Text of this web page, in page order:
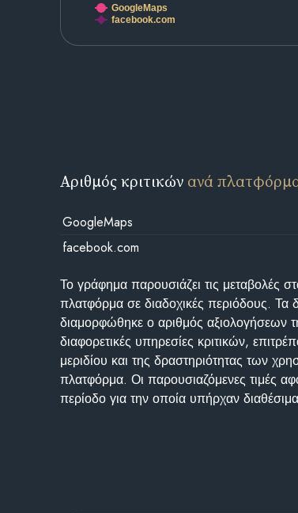
GoogleMaps
facebook.com
Αριθμός κριτικών ανά
GoogleMaps
facebook.com
Το γράφημα παρουσιάζει τις μεταβολές
πλατφόρμα σε διαδοχικές περιόδους. Τα
διαμορφώθηκε ο αριθμός αξιολογήσεων
διαφορετικές υπηρεσίες κριτικών,
μεριδίου και της δραστηριότητας των
πλατφόρμα. Οι παρουσιαζόμενες τιμές
περίοδο για την οποία υπήρχαν